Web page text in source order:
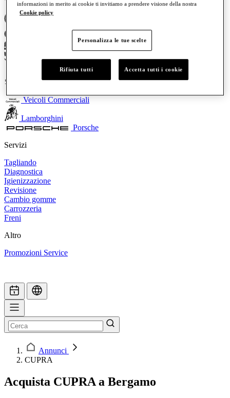
Skoda
Veicoli Commerciali
Lamborghini
Porsche
Servizi
Tagliando
Diagnostica
Igienizzazione
Revisione
Cambio gomme
Carrozzeria
Freni
Altro
Promozioni Service
Annunci
CUPRA
Acquista CUPRA a Bergamo
informazioni in merito ai cookie ti invitiamo a prendere visione della nostra
Cookie policy
Personalizza le tue scelte
Rifiuta tutti Accetta tutti i cookie